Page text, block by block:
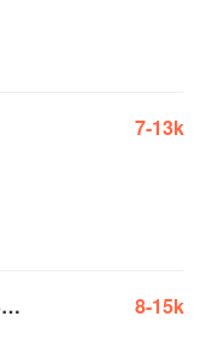
7-13k
计划运营岗-南京-市场拓展部 (MJ003547) 8-15k